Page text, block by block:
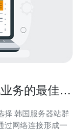
务的最佳选
群
过网络连接形成一